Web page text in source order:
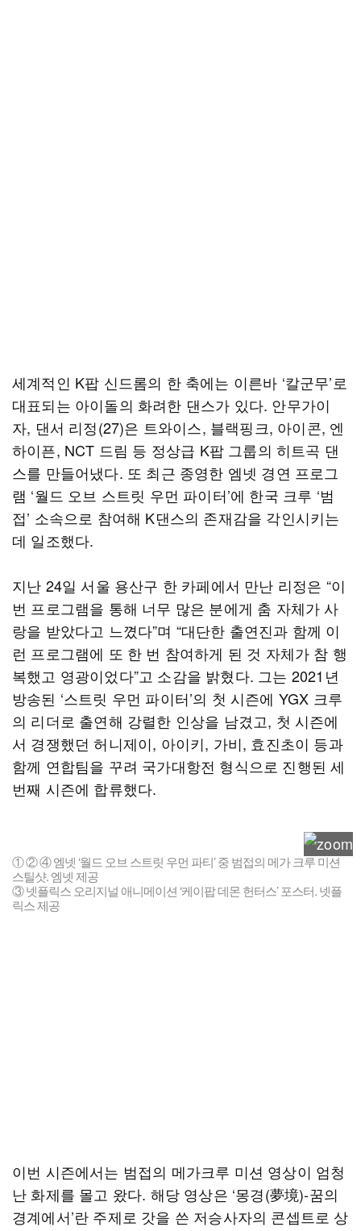
세계적인 K팝 신드롬의 한 축에는 이른바 ‘칼군무’로
대표되는 아이돌의 화려한 댄스가 있다. 안무가이
자, 댄서 리정(27)은 트와이스, 블랙핑크, 아이콘, 엔
하이픈, NCT 드림 등 정상급 K팝 그룹의 히트곡 댄
스를 만들어냈다. 또 최근 종영한 엠넷 경연 프로그
램 ‘월드 오브 스트릿 우먼 파이터’에 한국 크루 ‘범
접’ 소속으로 참여해 K댄스의 존재감을 각인시키는
데 일조했다.
지난 24일 서울 용산구 한 카페에서 만난 리정은 “이
번 프로그램을 통해 너무 많은 분에게 춤 자체가 사
랑을 받았다고 느꼈다”며 “대단한 출연진과 함께 이
런 프로그램에 또 한 번 참여하게 된 것 자체가 참 행
복했고 영광이었다”고 소감을 밝혔다. 그는 2021년
방송된 ‘스트릿 우먼 파이터’의 첫 시즌에 YGX 크루
의 리더로 출연해 강렬한 인상을 남겼고, 첫 시즌에
서 경쟁했던 허니제이, 아이키, 가비, 효진초이 등과
함께 연합팀을 꾸려 국가대항전 형식으로 진행된 세
번째 시즌에 합류했다.
① ② ④ 엠넷 ‘월드 오브 스트릿 우먼 파티’ 중 범접의 메가 크루 미션
스틸샷. 엠넷 제공
③ 넷플릭스 오리지널 애니메이션 ‘케이팝 데몬 헌터스’ 포스터. 넷플
릭스 제공
이번 시즌에서는 범접의 메가크루 미션 영상이 엄청
난 화제를 몰고 왔다. 해당 영상은 ‘몽경(夢境)-꿈의
경계에서’란 주제로 갓을 쓴 저승사자의 콘셉트로 상